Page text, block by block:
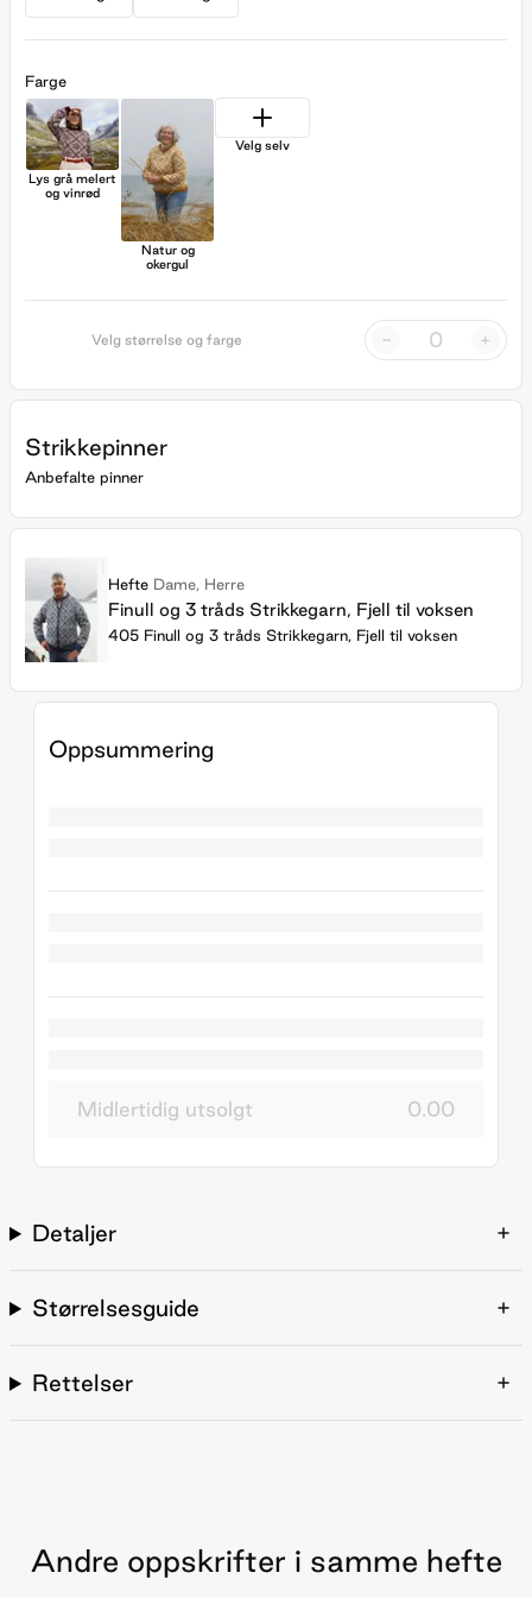
Farge
Lys grå melert
og vinrød
Natur og
okergul
Velg selv
Velg størrelse og farge - +
Strikkepinner
Anbefalte pinner
Hefte Dame, Herre
Finull og 3 tråds Strikkegarn, Fjell til voksen
405 Finull og 3 tråds Strikkegarn, Fjell til voksen
Oppsummering
Midlertidig utsolgt 0.00
Detaljer
Størrelsesguide
Rettelser
Andre oppskrifter i samme hefte